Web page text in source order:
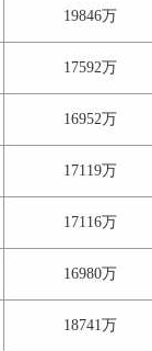
19846万
17592万
16952万
17119万
17116万
16980万
18741万